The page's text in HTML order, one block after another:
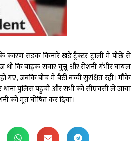
कारण सड़क किनारे खड़े ट्रैक्टर-ट्राली में पीछे से
थी कि बाइक सवार चुन्नू और रोशनी गंभीर घायल
जबकि बीच में बैठी बच्ची सुरक्षित रही। मौके
थाना पुलिस पहुंची और सभी को सीएचसी ले जाया
को मृत घोषित कर दिया।